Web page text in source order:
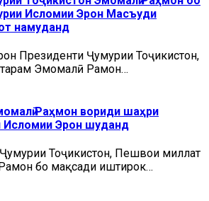
Исломии Эрон Масъуди
намуданд
Президенти Ҷумҳурии Тоҷикистон,
Эмомалӣ Раҳмон…
Раҳмон вориди шаҳри
Исломии Эрон шуданд
Тоҷикистон, Пешвои миллат
бо мақсади иштирок…